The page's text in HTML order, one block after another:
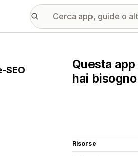
SEO
Questa
hai
Risorse